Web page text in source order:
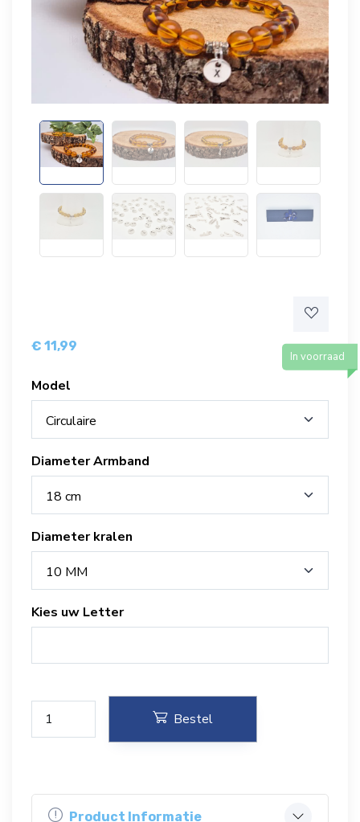
€ 11,99
In voorraad
Model
Circulaire
Diameter Armband
18 cm
Diameter kralen
10 MM
Kies uw Letter
Bestel
Product Informatie